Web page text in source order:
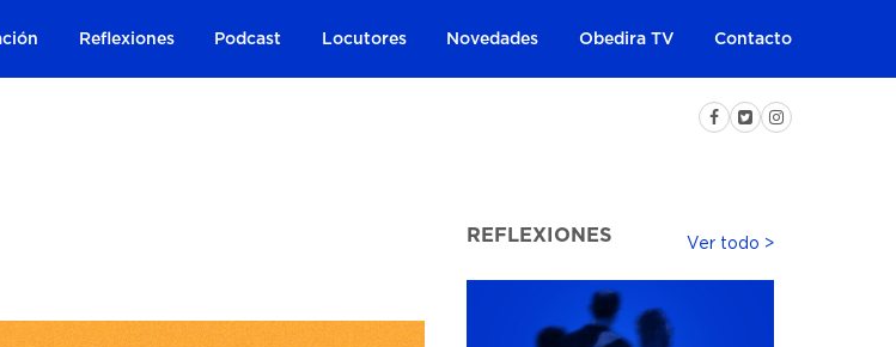
Reflexiones Podcast Locutores Novedades Obedira TV Contacto
REFLEXIONES Ver todo >